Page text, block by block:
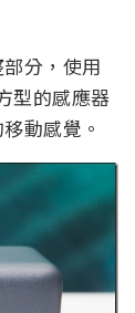
分，使用
型的感應器
動感覺。